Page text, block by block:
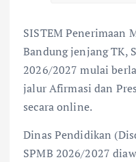
SISTEM Penerimaan
Bandung jenjang TK,
2026/2027 mulai
jalur Afirmasi dan
secara online.
Dinas Pendidikan
SPMB 2026/2027